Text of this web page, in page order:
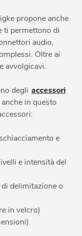
propone anche
ti permettono di
audio,
Oltre ai
avvolgicavi.
degli accessori
in questo
e
e intensità del
delimitazione o
in velcro)